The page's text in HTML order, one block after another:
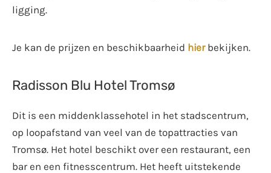
ligging.
Je kan de prijzen en beschikbaarheid hierbekijken.
Radisson Blu Hotel Tromsø
Dit is een middenklassehotel in het stadscentrum,
op loopafstand van veel van de topattracties van
Tromsø. Het hotel beschikt over een restaurant, een
bar en een fitnesscentrum. Het heeft uitstekende